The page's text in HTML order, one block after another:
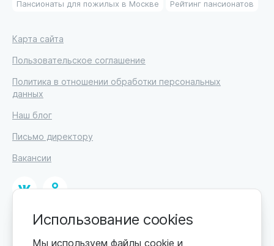
Пансионаты для пожилых в Москве Рейтинг пансионатов
Карта сайта
Пользовательское соглашение
Политика в отношении обработки персональных
данных
Наш блог
Письмо директору
Вакансии
© 2026. Москва, ул. Кржижановского, 29, корп. 1.
ИП Высоцкий Дмитрий Петрович, ИНН 233610721148
Использование cookies
Мы используем файлы cookie и